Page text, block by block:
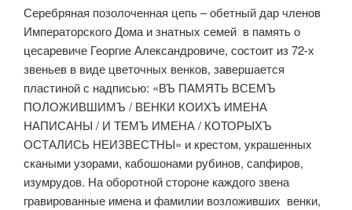
Серебряная позолоченная цепь – обетный дар членов
Императорского Дома и знатных семей в память о
цесаревиче Георгие Александровиче, состоит из 72-х
звеньев в виде цветочных венков, завершается
пластиной с надписью: «ВЪ ПАМЯТЬ ВСЕМЪ
ПОЛОЖИВШИМЪ / ВЕНКИ КОИХЪ ИМЕНА
НАПИСАНЫ / И ТЕМЪ ИМЕНА / КОТОРЫХЪ
ОСТАЛИСЬ НЕИЗВЕСТНЫ» и крестом, украшенных
скаными узорами, кабошонами рубинов, сапфиров,
изумрудов. На оборотной стороне каждого звена
гравированные имена и фамилии возложивших венки,